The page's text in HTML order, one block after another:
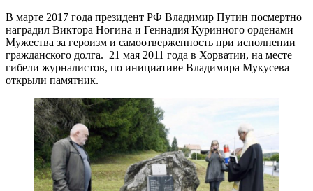
В марте 2017 года президент РФ Владимир Путин посмертно
наградил Виктора Ногина и Геннадия Куринного орденами
Мужества за героизм и самоотверженность при исполнении
гражданского долга. 21 мая 2011 года в Хорватии, на месте
гибели журналистов, по инициативе Владимира Мукусева
открыли памятник.